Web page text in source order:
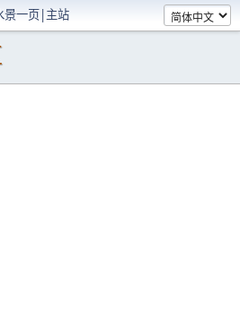
景一页|主站